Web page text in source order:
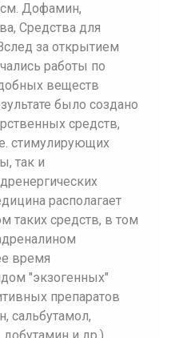
Дофамин,
Средства для
за открытием
работы по
веществ
было создано
средств,
стимулирующих
так и
располагает
таких средств, в том
время
"экзогенных"
препаратов
сальбутамол,